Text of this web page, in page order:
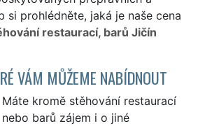
si prohlédněte, jaká je naše cena
restaurací, barů Jičín
VÁM MŮŽEME NABÍDNOUT
Máte kromě stěhování restaurací
nebo barů zájem i o jiné